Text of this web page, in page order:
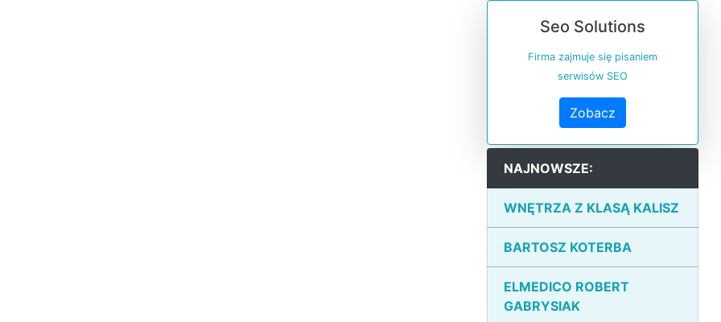
Seo Solutions
Firma zajmuje się pisaniem
serwisów SEO
Zobacz
NAJNOWSZE:
WNĘTRZA Z KLASĄ KALISZ
BARTOSZ KOTERBA
ELMEDICO ROBERT
GABRYSIAK